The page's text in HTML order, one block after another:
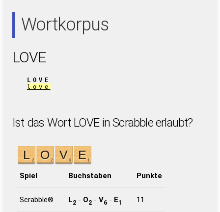
Wortkorpus
LOVE
LOVE
love
Ist das Wort LOVE in Scrabble erlaubt?
Spiel Buchstaben Punkte
Scrabble® L2 - O2 - V6 - E1 11